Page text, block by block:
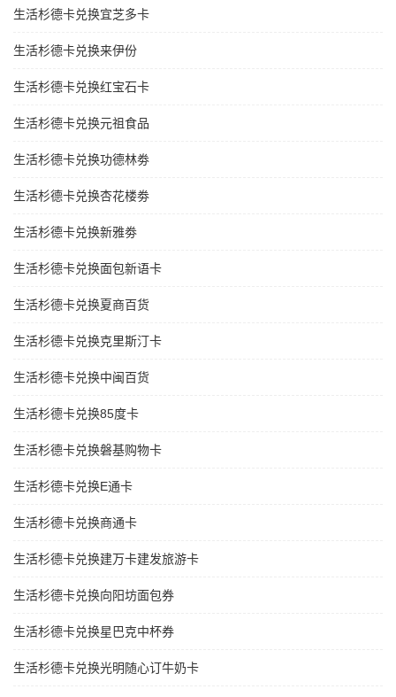
生活杉德卡兑换宜芝多卡
生活杉德卡兑换来伊份
生活杉德卡兑换红宝石卡
生活杉德卡兑换元祖食品
生活杉德卡兑换功德林劵
生活杉德卡兑换杏花楼劵
生活杉德卡兑换新雅劵
生活杉德卡兑换面包新语卡
生活杉德卡兑换夏商百货
生活杉德卡兑换克里斯汀卡
生活杉德卡兑换中闽百货
生活杉德卡兑换85度卡
生活杉德卡兑换磐基购物卡
生活杉德卡兑换E通卡
生活杉德卡兑换商通卡
生活杉德卡兑换建万卡建发旅游卡
生活杉德卡兑换向阳坊面包券
生活杉德卡兑换星巴克中杯券
生活杉德卡兑换光明随心订牛奶卡